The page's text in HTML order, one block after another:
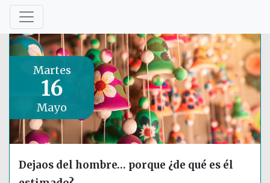
Martes
16
Mayo
Dejaos del hombre… porque ¿de qué es él